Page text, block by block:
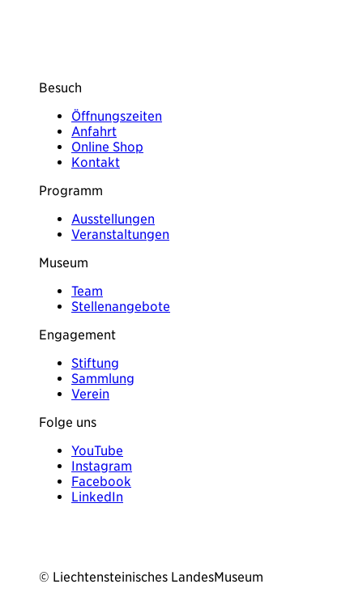
Besuch
Öffnungszeiten
Anfahrt
Online Shop
Kontakt
Programm
Ausstellungen
Veranstaltungen
Museum
Team
Stellenangebote
Engagement
Stiftung
Sammlung
Verein
Folge uns
YouTube
Instagram
Facebook
LinkedIn
© Liechtensteinisches LandesMuseum